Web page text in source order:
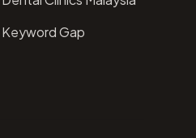
Keyword Gap